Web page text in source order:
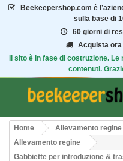
Beekeepershop.com è
sulla base di
60 giorni di
Acquista ora
Il sito è in fase di costruzione.
contenuti.
Home
Allevamento
Allevamento regine
Gabbiette per introduzione &